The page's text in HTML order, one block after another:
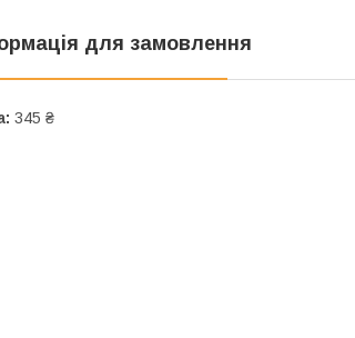
для замовлення
345 ₴